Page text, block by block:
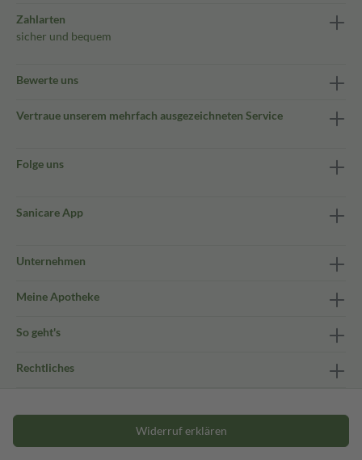
Zahlarten
sicher und bequem
Bewerte uns
Vertraue unserem mehrfach ausgezeichneten Service
Folge uns
Sanicare App
Unternehmen
Meine Apotheke
So geht's
Rechtliches
Widerruf erklären